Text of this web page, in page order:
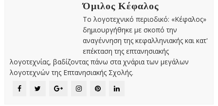
Όμιλος Κέφαλος
Το λογοτεχνικό περιοδικό: «Κέφαλος»
δημιουργήθηκε με σκοπό την
αναγέννηση της κεφαλληνιακής και κατ'
επέκταση της επτανησιακής
λογοτεχνίας, βαδίζοντας πάνω στα χνάρια των μεγάλων
λογοτεχνών της Επτανησιακής Σχολής.